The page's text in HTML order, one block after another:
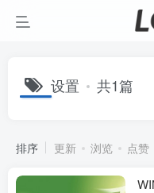
设置 共1篇
排序 更新 浏览 点赞